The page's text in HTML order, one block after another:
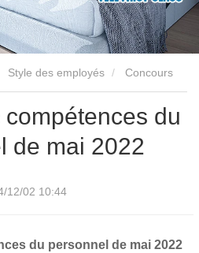
Style des employés
de mai 2022
du
de mai 2022
12/02 10:44
du personnel de mai 2022